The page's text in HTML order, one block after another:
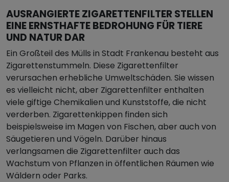
AUSRANGIERTE ZIGARETTENFILTER STELLEN
EINE ERNSTHAFTE BEDROHUNG FÜR TIERE
UND NATUR DAR
Ein Großteil des Mülls in Stadt Frankenau besteht aus
Zigarettenstummeln. Diese Zigarettenfilter
verursachen erhebliche Umweltschäden. Sie wissen
es vielleicht nicht, aber Zigarettenfilter enthalten
viele giftige Chemikalien und Kunststoffe, die nicht
verderben. Zigarettenkippen finden sich
beispielsweise im Magen von Fischen, aber auch von
Säugetieren und Vögeln. Darüber hinaus
verlangsamen die Zigarettenfilter auch das
Wachstum von Pflanzen in öffentlichen Räumen wie
Wäldern oder Parks.